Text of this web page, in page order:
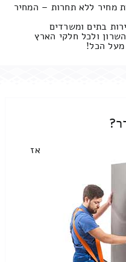
מחיר ללא תחרות – המחיר
בתים ומשרדים
ולכל חלקי הארץ
מעל הכל!
אז